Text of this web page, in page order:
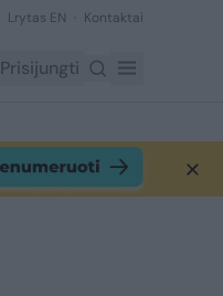
Lrytas EN Kontaktai
Prisijungti